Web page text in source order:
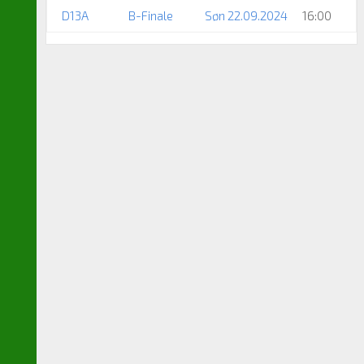
D13A B-Finale Søn 22.09.2024 16:00